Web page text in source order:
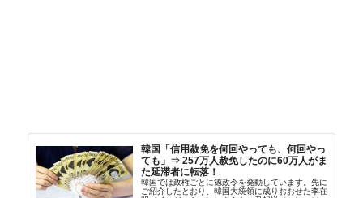
韓国「信用赦免を何回やっても、何回やっ
ても」⇒ 257万人赦免したのに60万人がま
た延滞者に転落！
韓国では政権ごとに徳政令を発動しています。先に
ご紹介したとおり、韓国大統領に成りおおせた李在